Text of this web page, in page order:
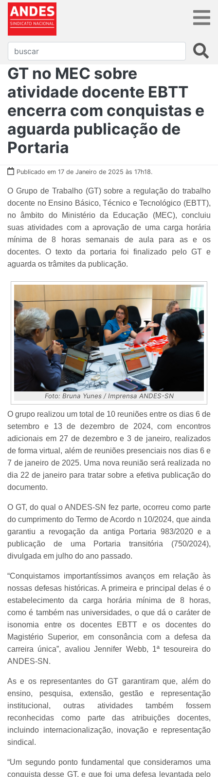
GT no MEC sobre
atividade docente EBTT
encerra com conquistas e
aguarda publicação de
Portaria
Publicado em 17 de Janeiro de 2025 às 17h18.
O Grupo de Trabalho (GT) sobre a regulação do trabalho
docente no Ensino Básico, Técnico e Tecnológico (EBTT),
no âmbito do Ministério da Educação (MEC), concluiu
suas atividades com a aprovação de uma carga horária
mínima de 8 horas semanais de aula para as e os
docentes. O texto da portaria foi finalizado pelo GT e
aguarda os trâmites da publicação.
Foto: Bruna Yunes / Imprensa ANDES-SN
O grupo realizou um total de 10 reuniões entre os dias 6 de
setembro e 13 de dezembro de 2024, com encontros
adicionais em 27 de dezembro e 3 de janeiro, realizados
de forma virtual, além de reuniões presenciais nos dias 6 e
7 de janeiro de 2025. Uma nova reunião será realizada no
dia 22 de janeiro para tratar sobre a efetiva publicação do
documento.
O GT, do qual o ANDES-SN fez parte, ocorreu como parte
do cumprimento do Termo de Acordo n 10/2024, que ainda
garantiu a revogação da antiga Portaria 983/2020 e a
publicação de uma Portaria transitória (750/2024),
divulgada em julho do ano passado.
“Conquistamos importantíssimos avanços em relação às
nossas defesas históricas. A primeira e principal delas é o
estabelecimento da carga horária mínima de 8 horas,
como é também nas universidades, o que dá o caráter de
isonomia entre os docentes EBTT e os docentes do
Magistério Superior, em consonância com a defesa da
carreira única”, avaliou Jennifer Webb, 1ª tesoureira do
ANDES-SN.
As e os representantes do GT garantiram que, além do
ensino, pesquisa, extensão, gestão e representação
institucional, outras atividades também fossem
reconhecidas como parte das atribuições docentes,
incluindo internacionalização, inovação e representação
sindical.
“Um segundo ponto fundamental que consideramos uma
conquista desse GT, e que foi uma defesa levantada pelo